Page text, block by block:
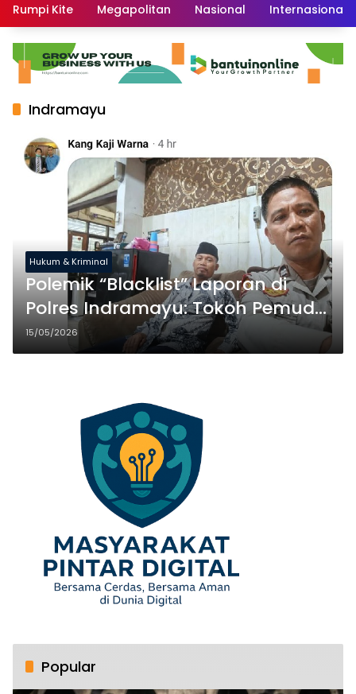
Rumpi Kite Megapolitan Nasional Internasional
Indramayu
Hukum & Kriminal
Polemik “Blacklist” Laporan di
Polres Indramayu: Tokoh Pemuda
Adukan Penghinaan Berbau
Fitnah
15/05/2026
Popular